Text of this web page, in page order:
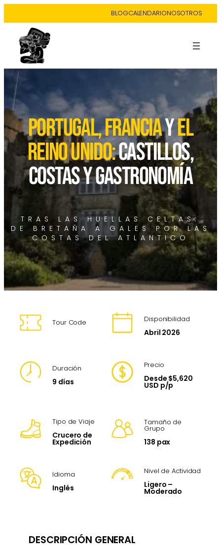
BLOGCALENDARIONOSOTROS
PORTUGAL, FRANCIAYEL
REINO UNIDO:CASTILLOS,
COSTAS Y GASTRONOMÍA
TRAS LAS HUELLAS CELTAS:
DE BRETAÑA A GALES POR LAS
COSTAS DEL ATLANTICO
Tour Code Disponibilidad
Abril 2026
Duración
9 días
Precio
Desde $5,620
USD p/p
Tipo de Viaje
Crucero de
Expedición
Tamaño de
Grupo
138 pax
Idioma
Inglés
Nivel de Actividad
Ligero –
Moderado
DESCRIPCIÓN GENERAL